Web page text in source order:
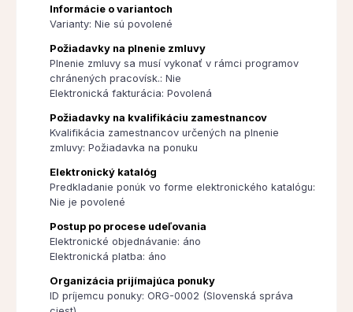
Informácie o variantoch
Varianty: Nie sú povolené
Požiadavky na plnenie zmluvy
Plnenie zmluvy sa musí vykonať v rámci programov
chránených pracovísk.: Nie
Elektronická fakturácia: Povolená
Požiadavky na kvalifikáciu zamestnancov
Kvalifikácia zamestnancov určených na plnenie
zmluvy: Požiadavka na ponuku
Elektronický katalóg
Predkladanie ponúk vo forme elektronického katalógu:
Nie je povolené
Postup po procese udeľovania
Elektronické objednávanie: áno
Elektronická platba: áno
Organizácia prijímajúca ponuky
ID príjemcu ponuky: ORG-0002 (Slovenská správa